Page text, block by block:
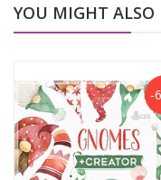
YOU MIGHT ALSO
-